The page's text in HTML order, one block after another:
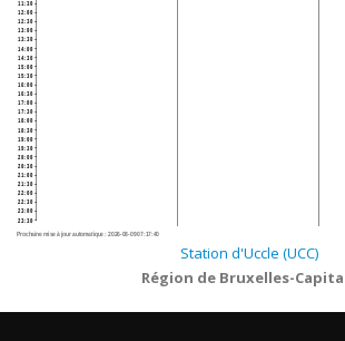
11:30
12:00
12:30
13:00
13:30
14:00
14:30
15:00
15:30
16:00
16:30
17:00
17:30
18:00
18:30
19:00
19:30
20:00
20:30
21:00
21:30
22:00
22:30
23:00
23:30
Prochaine mise à jour automatique :2026-08-09 07:17:40
Station d'Uccle (UCC)
Région de Bruxelles-